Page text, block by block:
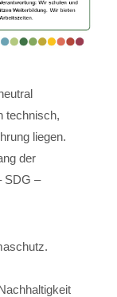
technisch,
liegen.
der
SDG –